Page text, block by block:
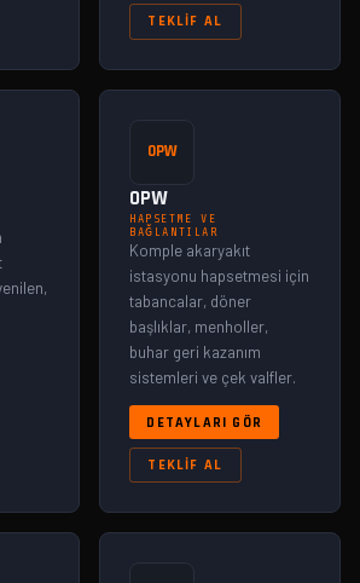
TEKLIF AL
OPW
OPW
HAPSETME VE
BAĞLANTILAR
Komple akaryakıt
istasyonu hapsetmesi için
tabancalar, döner
başlıklar, menholler,
buhar geri kazanım
sistemleri ve çek valfler.
DETAYLARI GÖR
TEKLIF AL